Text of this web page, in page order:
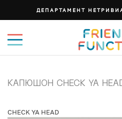
ДЕПАРТАМЕНТ
КАПЮШОН CHECK YA
CHECK YA HEAD